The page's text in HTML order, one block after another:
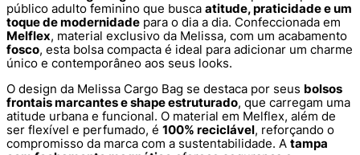
público adulto feminino que busca atitude, praticidade e um
toque de modernidade para o dia a dia. Confeccionada em
Melflex, material exclusivo da Melissa, com um acabamento
fosco, esta bolsa compacta é ideal para adicionar um charme
único e contemporâneo aos seus looks.
O design da Melissa Cargo Bag se destaca por seus bolsos
frontais marcantes e shape estruturado, que carregam uma
atitude urbana e funcional. O material em Melflex, além de
ser flexível e perfumado, é 100% reciclável, reforçando o
compromisso da marca com a sustentabilidade. A tampa